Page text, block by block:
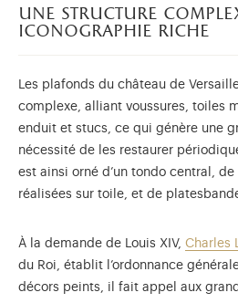
une structure
iconographie riche
Les plafonds du château de
complexe, alliant voussures, toiles
enduit et stucs, ce qui génère une
nécessité de les restaurer
est ainsi orné d’un tondo central, de
réalisées sur toile, et de
À la demande de Louis XIV, Charles
du Roi, établit l’ordonnance
décors peints, il fait appel aux